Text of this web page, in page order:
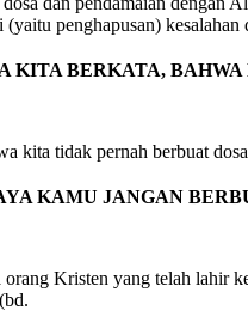
penghapusan)
KITA BERKATA,
kita tidak pernah berbuat
KAMU JANGAN
orang Kristen yang telah lahir